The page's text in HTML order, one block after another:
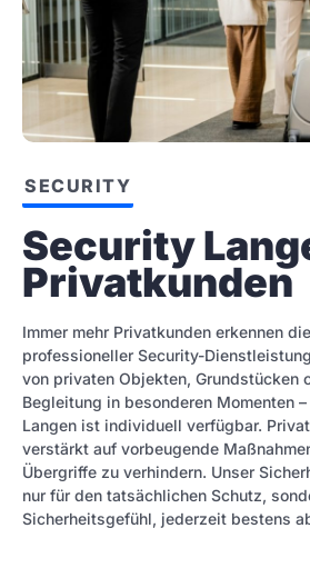
SECURITY
Security
Privatkunden
Immer mehr Privatkunden erkennen
professioneller Security-
von privaten Objekten, Grundstücken
Begleitung in besonderen Momenten
Langen ist individuell verfügbar.
verstärkt auf vorbeugende
Übergriffe zu verhindern. Unser
nur für den tatsächlichen Schutz,
Sicherheitsgefühl, jederzeit bestens